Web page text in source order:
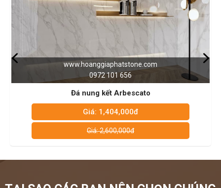
www.hoanggiaphatstone.com
0972 101 656
Đá nung kết Arbescato
Giá: 1,404,000đ
Giá: 2,600,000đ